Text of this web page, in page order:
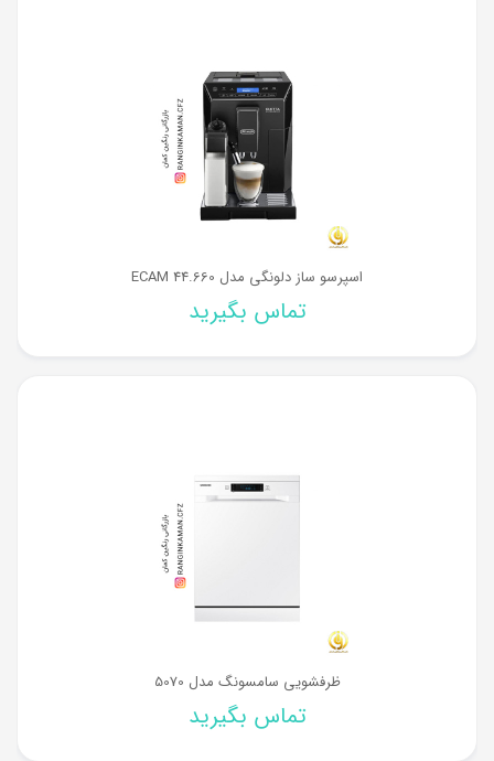
اسپرسو ساز دلونگی مدل ECAM 44.660
تماس بگیرید
ظرفشویی سامسونگ مدل 5070
تماس بگیرید